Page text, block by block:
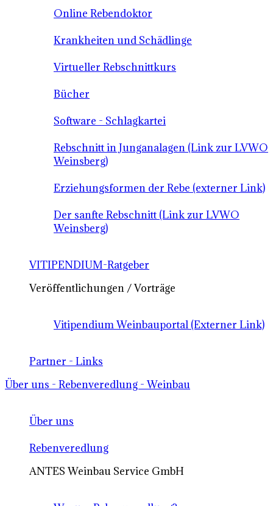
Online Rebendoktor
Krankheiten und Schädlinge
Virtueller Rebschnittkurs
Bücher
Software - Schlagkartei
Rebschnitt in Junganalagen (Link zur LVWO
Weinsberg)
Erziehungsformen der Rebe (externer Link)
Der sanfte Rebschnitt (Link zur LVWO
Weinsberg)
VITIPENDIUM-Ratgeber
Veröffentlichungen / Vorträge
Vitipendium Weinbauportal (Externer Link)
Partner - Links
Über uns - Rebenveredlung - Weinbau
Über uns
Rebenveredlung
ANTES Weinbau Service GmbH